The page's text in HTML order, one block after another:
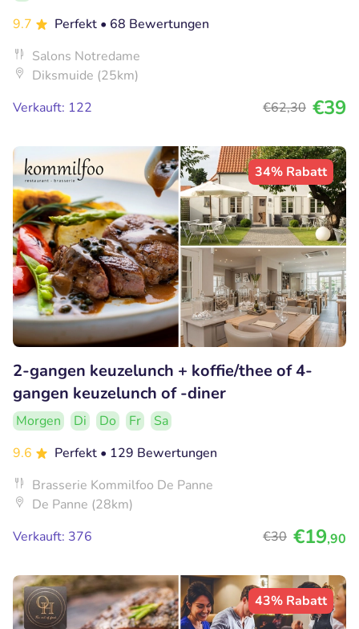
9.7
Perfekt • 68 Bewertungen
Salons Notredame
Diksmuide (25km)
Verkauft: 122
€62,30 €39
34% Rabatt
2-gangen keuzelunch + koffie/thee of 4-
gangen keuzelunch of -diner
Morgen Di Do Fr
Sa
9.6
Perfekt • 129 Bewertungen
Brasserie Kommilfoo De Panne
De Panne (28km)
Verkauft: 376
€30 €19,90
43% Rabatt